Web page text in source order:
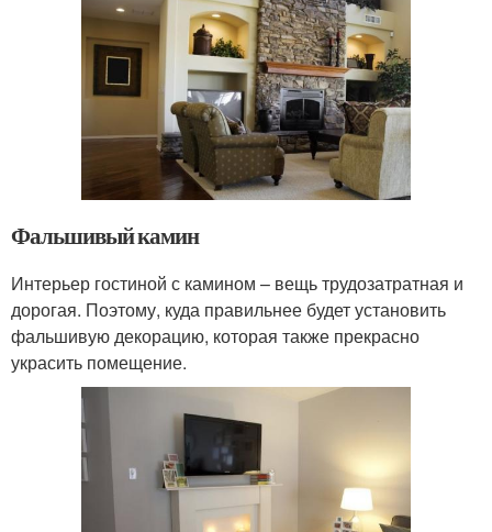
Фальшивый камин
Интерьер гостиной с камином – вещь трудозатратная и
дорогая. Поэтому, куда правильнее будет установить
фальшивую декорацию, которая также прекрасно
украсить помещение.